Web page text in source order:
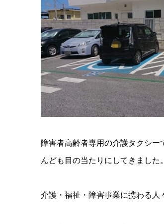
障害者高齢者専用の介護タクシ
んども目の当たりにしてきました。
介護・福祉・障害事業に携わる人